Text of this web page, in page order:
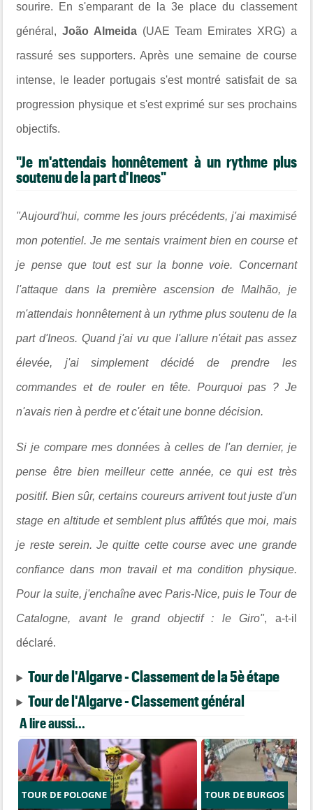
sourire. En s'emparant de la 3e place du classement
général,João Almeida(UAE Team Emirates XRG) a
rassuré ses supporters. Après une semaine de course
intense, le leader portugais s'est montré satisfait de sa
progression physique et s'est exprimé sur ses prochains
objectifs.
"Je m'attendais honnêtement à un rythme plus
soutenu de la part d'Ineos"
"Aujourd'hui, comme les jours précédents, j'ai maximisé
mon potentiel. Je me sentais vraiment bien en course et
je pense que tout est sur la bonne voie. Concernant
l'attaque dans la première ascension de Malhão, je
m'attendais honnêtement à un rythme plus soutenu de la
part d'Ineos. Quand j'ai vu que l'allure n'était pas assez
élevée, j'ai simplement décidé de prendre les
commandes et de rouler en tête. Pourquoi pas ? Je
n'avais rien à perdre et c'était une bonne décision.
Si je compare mes données à celles de l'an dernier, je
pense être bien meilleur cette année, ce qui est très
positif. Bien sûr, certains coureurs arrivent tout juste d'un
stage en altitude et semblent plus affûtés que moi, mais
je reste serein. Je quitte cette course avec une grande
confiance dans mon travail et ma condition physique.
Pour la suite, j'enchaîne avec Paris-Nice, puis le Tour de
Catalogne, avant le grand objectif : le Giro", a-t-il
déclaré.
Tour de l'Algarve - Classement de la 5è étape
Tour de l'Algarve - Classement général
A lire aussi...
TOUR DE POLOGNE TOUR DE BURGOS